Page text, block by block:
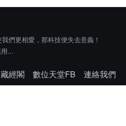
們更相愛，那科技便失去意義！
...
藏經閣 數位天堂FB
連絡我們